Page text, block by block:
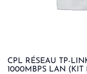
CPL RÉSEAU TP-
1000MBPS LAN (KIT